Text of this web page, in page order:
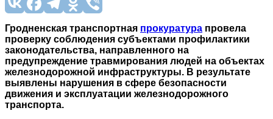
Гродненская транспортная прокуратура провела
проверку соблюдения субъектами профилактики
законодательства, направленного на
предупреждение травмирования людей на объектах
железнодорожной инфраструктуры. В результате
выявлены нарушения в сфере безопасности
движения и эксплуатации железнодорожного
транспорта.